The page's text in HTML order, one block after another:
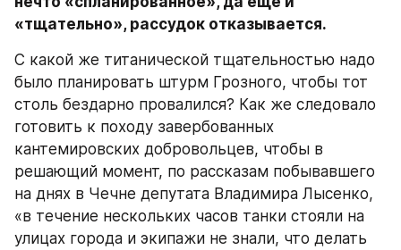
«тщательно», рассудок отказывается.
С какой же титанической тщательностью надо
было планировать штурм Грозного, чтобы тот
столь бездарно провалился? Как же следовало
готовить к походу завербованных
кантемировских добровольцев, чтобы в
решающий момент, по рассказам побывавшего
на днях в Чечне депутата Владимира Лысенко,
«в течение нескольких часов танки стояли на
улицах города и экипажи не знали, что делать